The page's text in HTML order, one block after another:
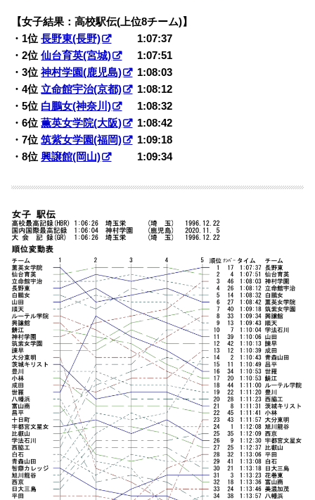
【女子結果：高校駅伝(上位8チーム)】
・1位長野東(長野)
1:07:37
・2位仙台育英(宮城)
1:07:51
・3位神村学園(鹿児島)
1:08:03
・4位 立命館宇治(京都)
1:08:12
・5位 白鵬女(神奈川)
1:08:32
・6位薫英女学院(大阪)
1:08:42
・7位筑紫女学園(福岡)
1:09:18
・8位興譲館(岡山) 1:09:34